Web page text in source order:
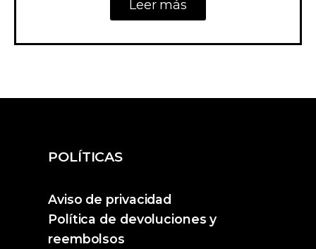
Leer más
POLÍTICAS
Aviso de privacidad
Política de devoluciones y
reembolsos